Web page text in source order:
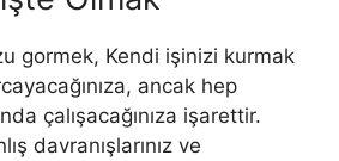
gormek, Kendi işinizi kurmak
ancak hep
çalışacağınıza işarettir.
davranışlarınız ve